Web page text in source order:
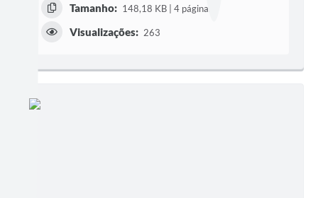
Tamanho: 148,18 KB | 4 páginas
Visualizações: 263